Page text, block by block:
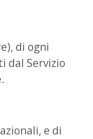
di ogni
dal Servizio
e di